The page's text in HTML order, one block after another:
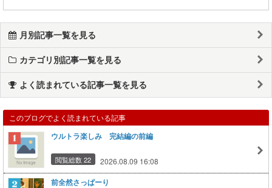
月別記事一覧を見る
カテゴリ別記事一覧を見る
よく読まれている記事一覧を見る
このブログでよく読まれている記事
ウルトラ楽しみ 完結編の前編
閲覧総数 22 2026.08.09 16:08
前全然さっぱーり